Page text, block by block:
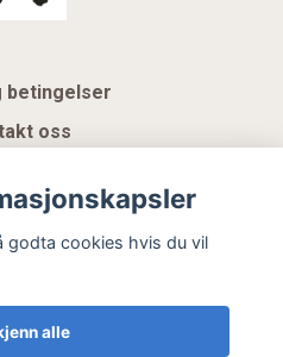
betingelser
oss
godta cookies hvis du vil
alle